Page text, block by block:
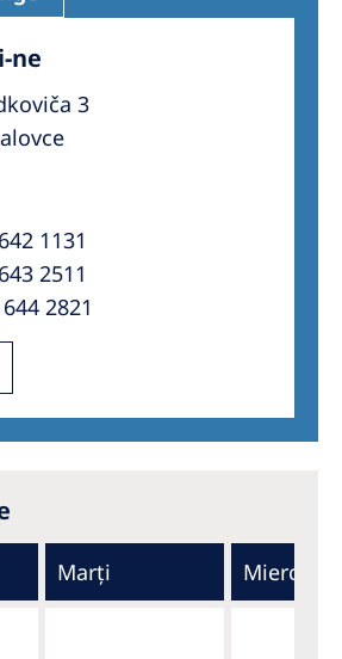
ne
3
1131
2511
2821
Marți Miercuri